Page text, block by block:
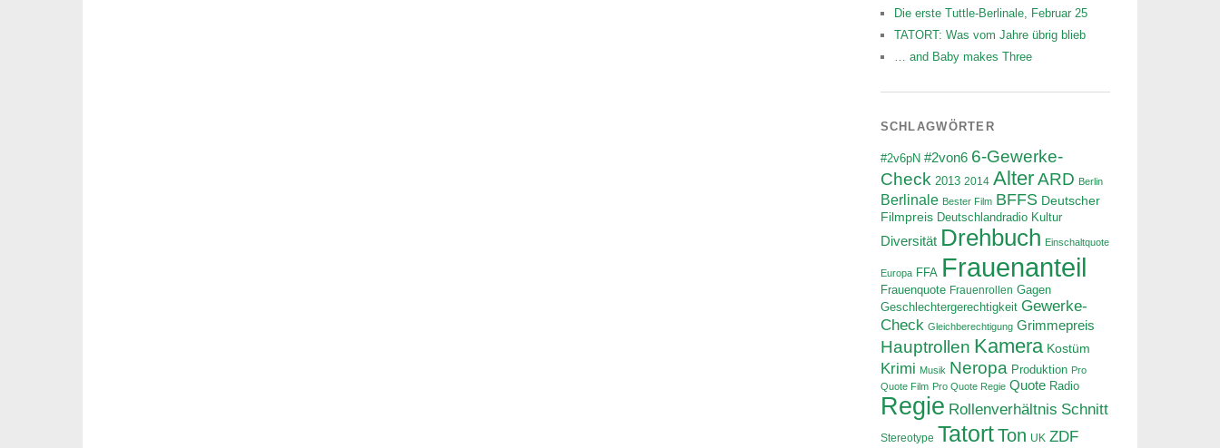
Die erste Tuttle-Berlinale, Februar 25
TATORT: Was vom Jahre übrig blieb
… and Baby makes Three
SCHLAGWÖRTER
#2v6pN #2von6 6-Gewerke-
Check 2013 2014 Alter ARD Berlin
Berlinale Bester Film BFFS Deutscher
Filmpreis Deutschlandradio Kultur
Diversität Drehbuch Einschaltquote
Europa FFA Frauenanteil
Frauenquote Frauenrollen Gagen
Geschlechtergerechtigkeit Gewerke-
Check Gleichberechtigung Grimmepreis
Hauptrollen Kamera Kostüm
Krimi Musik Neropa Produktion Pro
Quote Film Pro Quote Regie Quote Radio
Regie Rollenverhältnis Schnitt
Stereotype Tatort Ton UK ZDF